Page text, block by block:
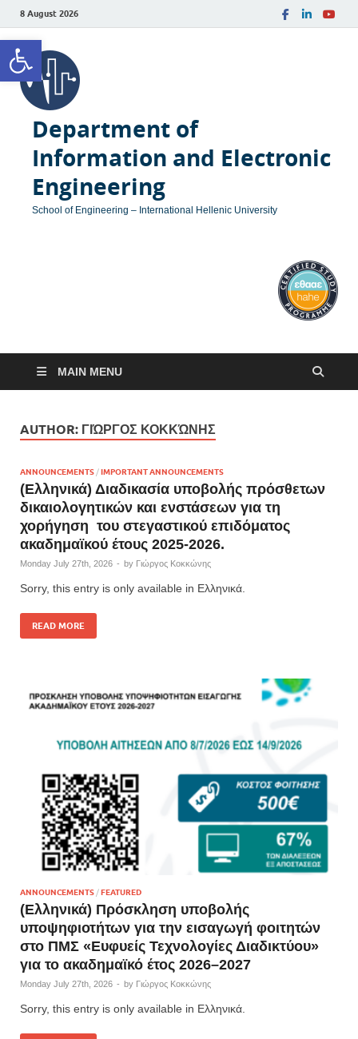
Open toolbar
8 August 2026
Department of
Information and Electronic
Engineering
School of Engineering – International Hellenic University
MAIN MENU
AUTHOR: ΓΙΏΡΓΟΣ ΚΟΚΚΏΝΗΣ
ANNOUNCEMENTS /IMPORTANT ANNOUNCEMENTS
(Ελληνικά) Διαδικασία υποβολής πρόσθετων
δικαιολογητικών και ενστάσεων για τη
χορήγηση του στεγαστικού επιδόματος
ακαδημαϊκού έτους 2025-2026.
Monday July 27th, 2026 - by Γιώργος Κοκκώνης
Sorry, this entry is only available in Ελληνικά.
READ MORE
ANNOUNCEMENTS /FEATURED
(Ελληνικά) Πρόσκληση υποβολής
υποψηφιοτήτων για την εισαγωγή φοιτητών
στο ΠΜΣ «Ευφυείς Τεχνολογίες Διαδικτύου»
για το ακαδημαϊκό έτος 2026–2027
Monday July 27th, 2026 - by Γιώργος Κοκκώνης
Sorry, this entry is only available in Ελληνικά.